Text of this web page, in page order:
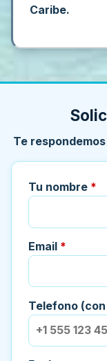
Caribe.
Te
Tu nombre *
Email *
Telefono